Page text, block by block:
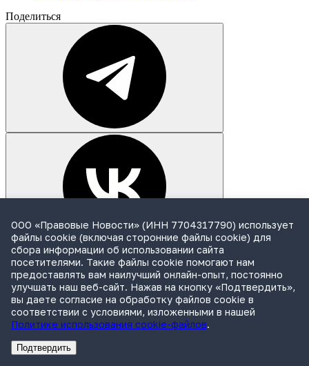
Поделиться
РекламаАдвокатское бюро Санкт-Петербурга «Вертикаль» ИНН 7841290773
ООО «Правовые Новости» (ИНН 7704317790) использует
файлы cookie (включая сторонние файлы cookie) для
сбора информации об использовании сайта
посетителями. Такие файлы cookie помогают нам
предоставлять вам наилучший онлайн-опыт, постоянно
улучшать наш веб-сайт. Нажав на кнопку «Подтвердить»,
вы даете согласие на обработку файлов cookie в
соответствии с условиями, изложенными в нашей
Политике использования cookie-файлов.
Подтвердить